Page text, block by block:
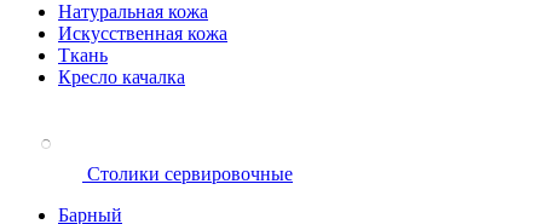
Натуральная кожа
Искусственная кожа
Ткань
Кресло качалка
Столики сервировочные
Барный